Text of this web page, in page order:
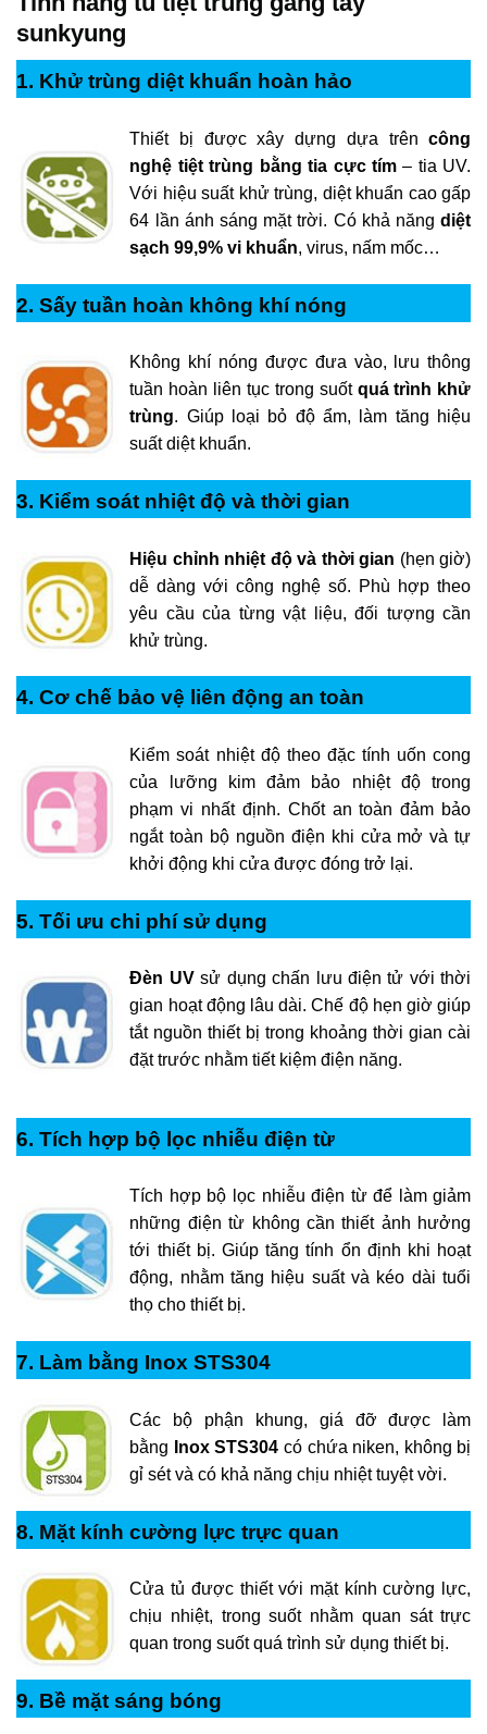
SK-4500JH
sunkyung
1. Khử trùng diệt khuẩn hoàn hảo
Thiết bị được xây dựng dựa trêncông
nghệ tiệt trùng bằng tia cực tím– tia UV.
Với hiệu suất khử trùng, diệt khuẩn cao gấp
64 lần ánh sáng mặt trời. Có khả năngdiệt
sạch 99,9% vi khuẩn, virus, nấm mốc…
2. Sấy tuần hoàn không khí nóng
Không khí nóng được đưa vào, lưu thông
tuần hoàn liên tục trong suốt quá trình khử
trùng. Giúp loại bỏ độ ẩm, làm tăng hiệu
suất diệt khuẩn.
3. Kiểm soát nhiệt độ và thời gian
Hiệu chỉnh nhiệt độ và thời gian (hẹn giờ)
dễ dàng với công nghệ số. Phù hợp theo
yêu cầu của từng vật liệu, đối tượng cần
khử trùng.
4. Cơ chế bảo vệ liên động an toàn
Kiểm soát nhiệt độ theo đặc tính uốn cong
của lưỡng kim đảm bảo nhiệt độ trong
phạm vi nhất định. Chốt an toàn đảm bảo
ngắt toàn bộ nguồn điện khi cửa mở và tự
khởi động khi cửa được đóng trở lại.
5. Tối ưu chi phí sử dụng
Đèn UV sử dụng chấn lưu điện tử với thời
gian hoạt động lâu dài. Chế độ hẹn giờ giúp
tắt nguồn thiết bị trong khoảng thời gian cài
đặt trước nhằm tiết kiệm điện năng.
6. Tích hợp bộ lọc nhiễu điện từ
Tích hợp bộ lọc nhiễu điện từ để làm giảm
những điện từ không cần thiết ảnh hưởng
tới thiết bị. Giúp tăng tính ổn định khi hoạt
động, nhằm tăng hiệu suất và kéo dài tuổi
thọ cho thiết bị.
7. Làm bằng Inox STS304
Các bộ phận khung, giá đỡ được làm
bằng
Inox STS304 có chứa niken, không bị
gỉ sét và có khả năng chịu nhiệt tuyệt vời.
8. Mặt kính cường lực trực quan
Cửa tủ được thiết với mặt kính cường lực,
chịu nhiệt, trong suốt nhằm quan sát trực
quan trong suốt quá trình sử dụng thiết bị.
9. Bề mặt sáng bóng